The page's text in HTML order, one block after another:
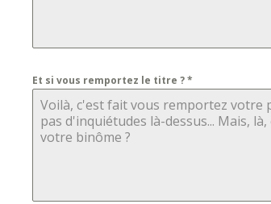
Et si vous remportez le titre ?*